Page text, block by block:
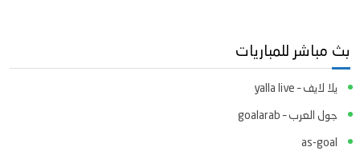
بث مباشر للمباريات
يلا لايف – yalla live
جول العرب – goalarab
as-goal